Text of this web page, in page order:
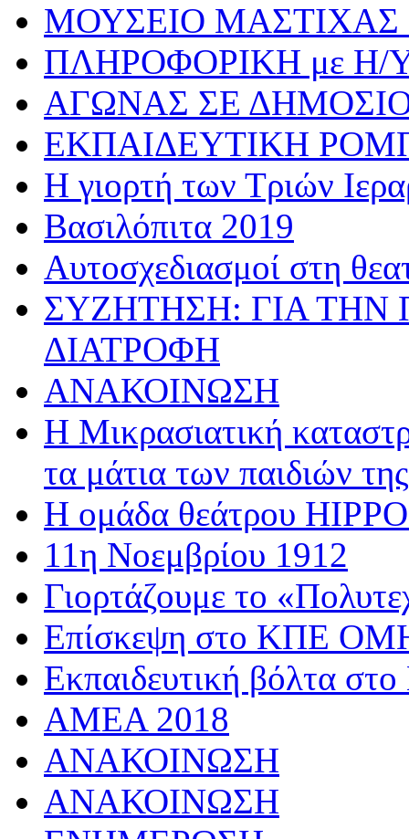
ΜΟΥΣΕΙΟ ΜΑΣΤΙΧΑΣ
ΠΛΗΡΟΦΟΡΙΚΗ με Η/
ΑΓΩΝΑΣ ΣΕ
ΕΚΠΑΙΔΕΥΤΙΚΗ
Η γιορτή των Τριών
Βασιλόπιτα 2019
Αυτοσχεδιασμοί στη
ΣΥΖΗΤΗΣΗ: ΓΙΑ ΤΗΝ
ΔΙΑΤΡΟΦΗ
ΑΝΑΚΟΙΝΩΣΗ
Η Μικρασιατική
τα μάτια των παιδιών
Η ομάδα θεάτρου
11η Νοεμβρίου 1912
Γιορτάζουμε το
Επίσκεψη στο ΚΠΕ
Εκπαιδευτική βόλτα
AMEA 2018
ΑΝΑΚΟΙΝΩΣΗ
ΑΝΑΚΟΙΝΩΣΗ